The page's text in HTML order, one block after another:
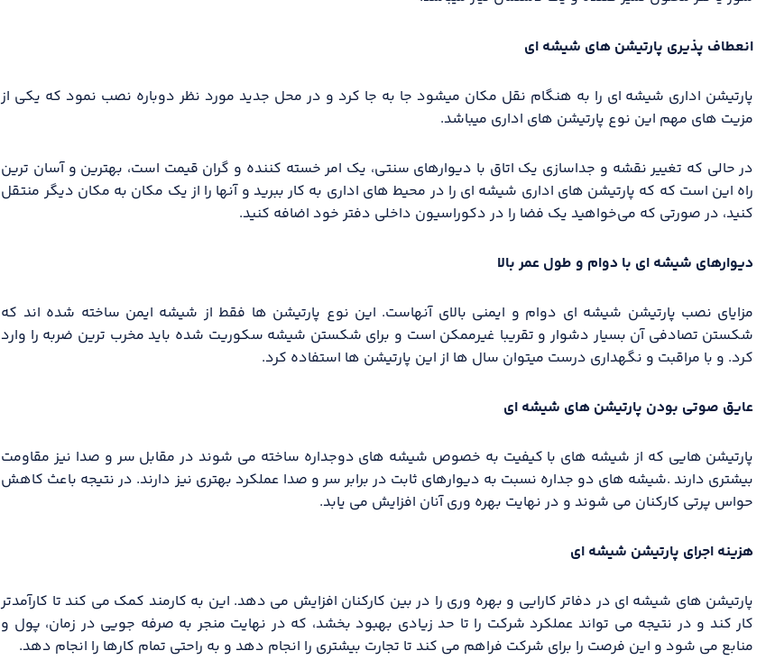
انعطاف پذیری پارتیشن های شیشه ای
پارتیشن اداری شیشه ای را به هنگام نقل مکان میشود جا به جا کرد و در محل جدید مورد نظر دوباره نصب نمود که یکی از
مزیت های مهم این نوع پارتیشن های اداری میباشد.
در حالی که تغییر نقشه و جداسازی یک اتاق با دیوارهای سنتی، یک امر خسته کننده و گران قیمت است، بهترین و آسان ترین
راه این است که که پارتیشن های اداری شیشه ای را در محیط های اداری به کار ببرید و آنها را از یک مکان به مکان دیگر منتقل
کنید، در صورتی که می‌خواهید یک فضا را در دکوراسیون داخلی دفتر خود اضافه کنید.
دیوارهای شیشه ای با دوام و طول عمر بالا
مزایای نصب پارتیشن شیشه ای دوام و ایمنی بالای آنهاست. این نوع پارتیشن ها فقط از شیشه ایمن ساخته شده اند که
شکستن تصادفی آن بسیار دشوار و تقریبا غیرممکن است و برای شکستن شیشه سکوریت شده باید مخرب ترین ضربه را وارد
کرد. و با مراقبت و نگهداری درست میتوان سال ها از این پارتیشن ها استفاده کرد.
عایق صوتی بودن پارتیشن های شیشه ای
پارتیشن هایی که از شیشه های با کیفیت به خصوص شیشه های دوجداره ساخته می شوند در مقابل سر و صدا نیز مقاومت
بیشتری دارند .شیشه های دو جداره نسبت به دیوارهای ثابت در برابر سر و صدا عملکرد بهتری نیز دارند. در نتیجه باعث کاهش
حواس پرتی کارکنان می شوند و در نهایت بهره وری آنان افزایش می یابد.
هزینه اجرای پارتیشن شیشه ای
پارتیشن های شیشه ای در دفاتر کارایی و بهره وری را در بین کارکنان افزایش می دهد. این به کارمند کمک می کند تا کارآمدتر
کار کند و در نتیجه می تواند عملکرد شرکت را تا حد زیادی بهبود بخشد، که در نهایت منجر به صرفه جویی در زمان، پول و
منابع می شود و این فرصت را برای شرکت فراهم می کند تا تجارت بیشتری را انجام دهد و به راحتی تمام کارها را انجام دهد.